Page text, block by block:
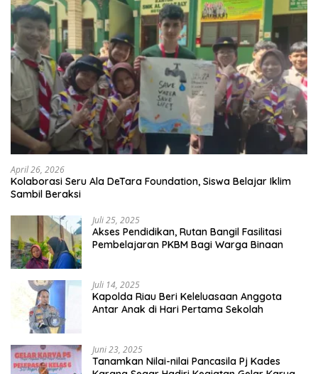
April 26, 2026
Kolaborasi Seru Ala DeTara Foundation, Siswa Belajar Iklim
Sambil Beraksi
Juli 25, 2025
Akses Pendidikan, Rutan Bangil Fasilitasi
Pembelajaran PKBM Bagi Warga Binaan
Juli 14, 2025
Kapolda Riau Beri Keleluasaan Anggota
Antar Anak di Hari Pertama Sekolah
Juni 23, 2025
Tanamkan Nilai-nilai Pancasila Pj Kades